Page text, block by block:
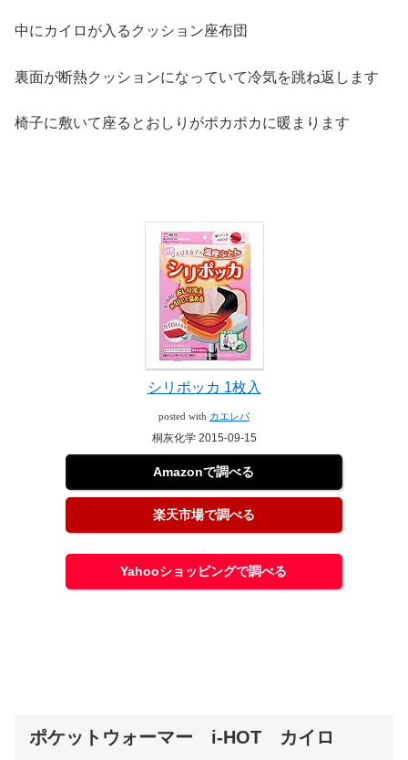
中にカイロが入るクッション座布団
裏面が断熱クッションになっていて冷気を跳ね返します
椅子に敷いて座るとおしりがポカポカに暖まります
シリポッカ 1枚入
posted with カエレバ
桐灰化学 2015-09-15
Amazonで調べる
楽天市場で調べる
Yahooショッピングで調べる
ポケットウォーマー i-HOT カイロ